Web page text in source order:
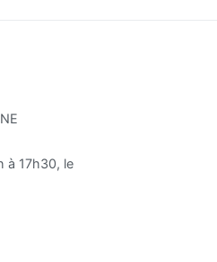
à 17h30, le